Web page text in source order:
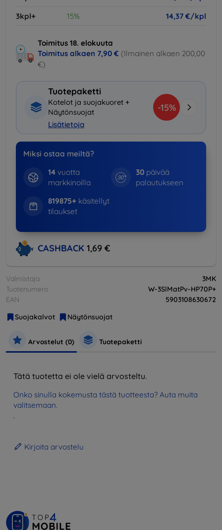
3kpl+
15% 14,37 €/kpl
Toimitus 18. elokuuta
Toimitus alkaen 7,90 € (Ilmainen alkaen 200,00
€)
Tuotepaketti
Kotelot ja suojakuoret +
Näytönsuojat
Lisätietoja
-15%
Miksi ostaa meiltä?
14vuotta
markkinoilla
30 päivää
palautukseen
819875+käsitellyt
tilaukset
CASHBACK 1,69 €
Valmistaja
3MK
Tuotenumero
W-3SlMatPv-HP70P+
EAN
5903108630672
Suojakalvot
Näytönsuojat
Arvostelut (0) Tuotepaketti
Tätä tuotetta ei ole vielä arvosteltu.
Onko sinulla kokemusta tästä tuotteesta? Auta muita
valitsemaan.
.
Kirjoita arvostelu